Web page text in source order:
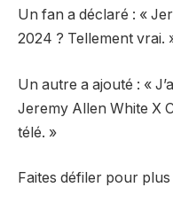
Un fan a déclaré : «
2024 ? Tellement vrai.
Un autre a ajouté : «
Jeremy Allen White X
télé. »
Faites défiler pour